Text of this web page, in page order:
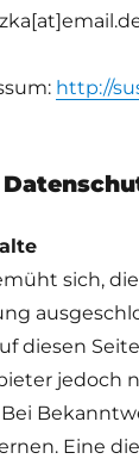
http://
sich,
diesen
jedoch
Eine